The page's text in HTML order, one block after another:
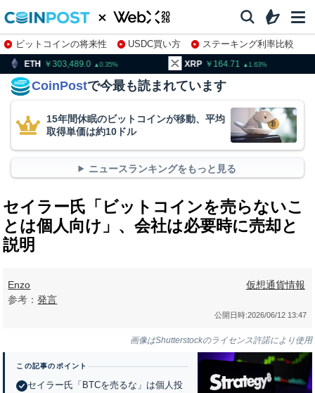
ビットコインの将来性 USDC買い方
ステーキング利率比較
株特集・関連銘柄
0.35 164.71 1.63
CoinPostで今最も読まれています
15年間休眠のビットコインが移動、平均
取得単価は約10ドル
ニュースランキングをもっと見る
セイラー氏「ビットコインを売らないこ
とは個人向け」、会社は必要時に売却と
説明
Enzo
参考：発言
仮想通貨情報
公開日時:2026/06/12 13:47
画像はShutterstockのライセンス許諾により使用
この記事のポイント
セイラー氏「BTCを売るな」は個人投